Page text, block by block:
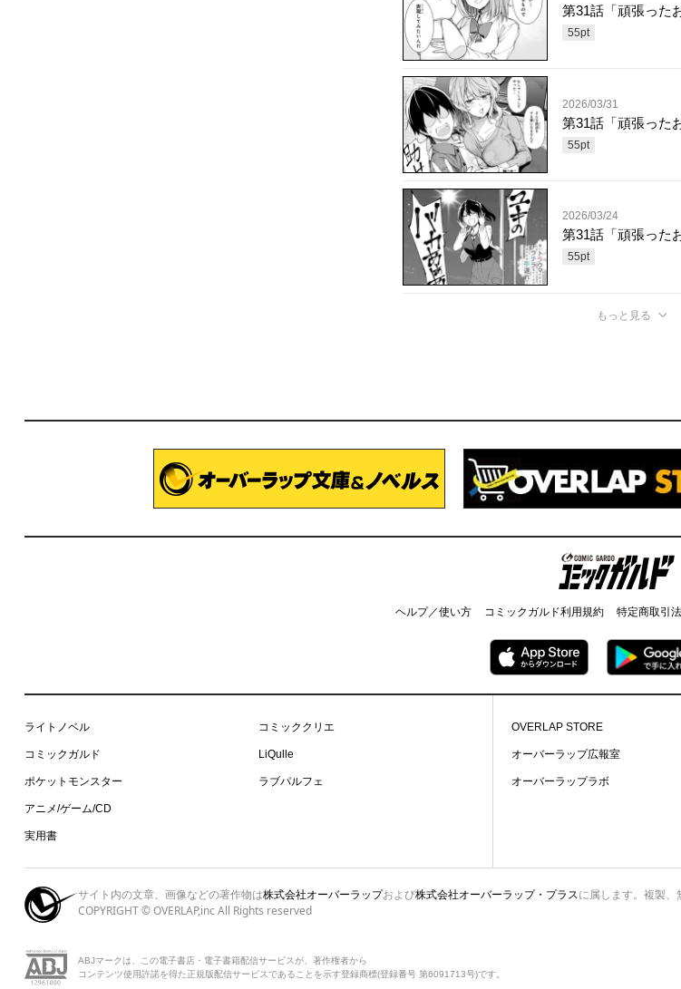
第31話「頑張った
55pt
2026/03/31
第31話「頑張った
55pt
2026/03/24
第31話「頑張った
55pt
もっと見る
コミックガルド
ヘルプ／使い方 コミックガルド利用規約 特定商取引
ライトノベル
コミックガルド
ポケットモンスター
アニメ/ゲーム/CD
実用書
コミッククリエ
LiQulle
ラブパルフェ
OVERLAP STORE
オーバーラップ広報室
オーバーラップラボ
サイト内の文章、画像などの著作物は株式会社オーバーラップおよび株式会社オーバーラップ・プラス に属します。複製、
COPYRIGHT © OVERLAP,inc All Rights reserved
ABJマークは、この電子書店・電子書籍配信サービスが、著作権者から
コンテンツ使用許諾を得た正規版配信サービスであることを示す登録商標(登録番号 第6091713号)です。